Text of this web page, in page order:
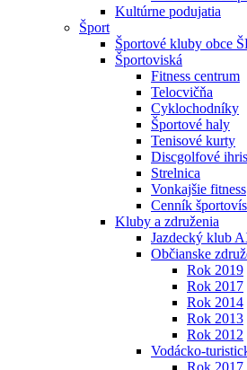
Kultúrne podujatia
Šport
Športové kluby obce
Športoviská
Fitness centrum
Telocvičňa
Cyklochodníky
Športové haly
Tenisové kurty
Discgolfové
Strelnica
Vonkajšie fitness
Cenník
Kluby a združenia
Jazdecký klub
Občianske
Rok 2019
Rok 2017
Rok 2014
Rok 2013
Rok 2012
Vodácko-
Rok 2017